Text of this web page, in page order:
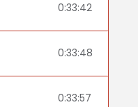
0:33:42
0:33:48
0:33:57